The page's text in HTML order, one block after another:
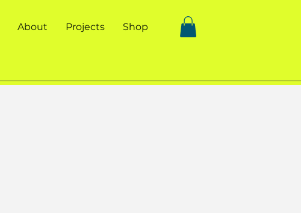
About Projects Shop